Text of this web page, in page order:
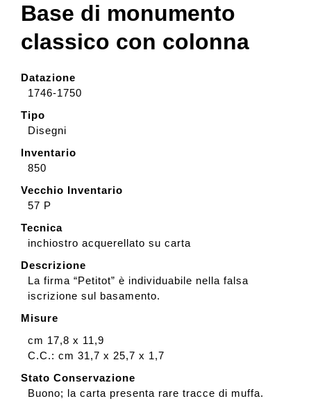
English
Base di monumento
classico con colonna
Datazione
1746-1750
Tipo
Disegni
Inventario
850
Vecchio Inventario
57 P
Tecnica
inchiostro acquerellato su carta
Descrizione
La firma “Petitot” è individuabile nella falsa
iscrizione sul basamento.
Misure
cm 17,8 x 11,9
C.C.: cm 31,7 x 25,7 x 1,7
Stato Conservazione
Buono; la carta presenta rare tracce di muffa.